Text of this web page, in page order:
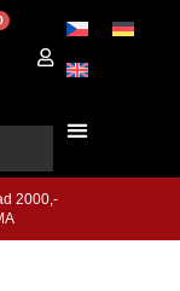
2000,-